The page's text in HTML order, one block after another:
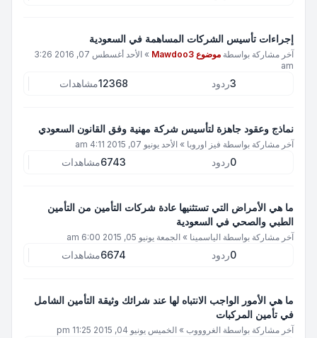
إجراءات تأسيس الشركات المساهمة في السعودية
آخر مشاركة بواسطة موضوع Mawdoo3 »
الأحد أغسطس 07, 2016 3:26
am
3ردود 12368مشاهدات
نماذج وعقود جاهزة لتأسيس شركة مهنية وفق القانون السعودي
آخر مشاركة بواسطة فيز اوروبا » الأحد يونيو 07, 2015 4:11 am
0ردود 6743مشاهدات
ما هي الأمراض التي تستثنيها عادة شركات التأمين من التأمين
الطبي والصحي في السعودية
آخر مشاركة بواسطة الياسمينا » الجمعة يونيو 05, 2015 6:00 am
0ردود 6674مشاهدات
ما هي الأمور الواجب الانتباه لها عند شرائك وثيقة التأمين الشامل
في تأمين المركبات
آخر مشاركة بواسطة الغروووب » الخميس يونيو 04, 2015 11:25 pm